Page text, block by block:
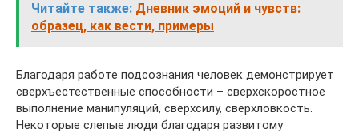
Читайте также: Дневник эмоций и чувств:
образец, как вести, примеры
Благодаря работе подсознания человек демонстрирует
сверхъестественные способности – сверхскоростное
выполнение манипуляций, сверхсилу, сверхловкость.
Некоторые слепые люди благодаря развитому